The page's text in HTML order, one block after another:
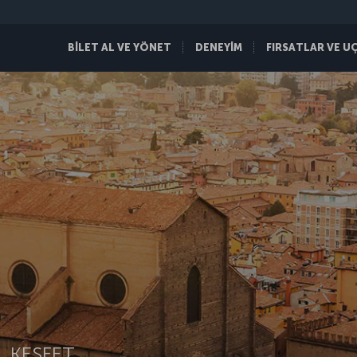
BİLET AL VE YÖNET DENEYİM FIRSATLAR VE